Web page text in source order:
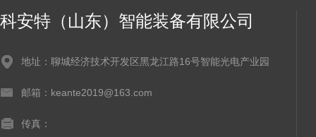
科安特（山东）智能装备有限公司
地址：聊城经济技术开发区黑龙江路16号智能光电产业园
邮箱：keante2019@163.com
传真：